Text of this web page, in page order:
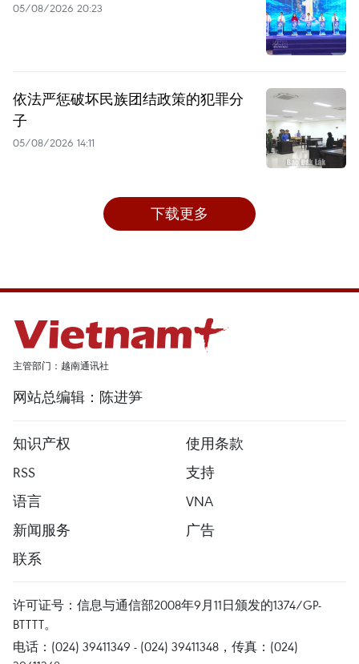
05/08/2026 20:23
依法严惩破坏民族团结政策的犯罪分
子
05/08/2026 14:11
下载更多
主管部门：越南通讯社
网站总编辑：陈进笋
知识产权
使用条款
RSS
支持
语言
VNA
新闻服务
广告
联系
许可证号：信息与通信部2008年9月11日颁发的1374/GP-
BTTTT。
电话：(024) 39411349 - (024) 39411348，传真：(024)